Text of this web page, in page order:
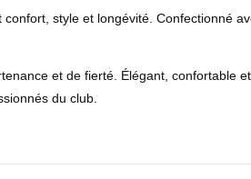
style et longévité. Confectionné
et de fierté. Élégant,
du club.